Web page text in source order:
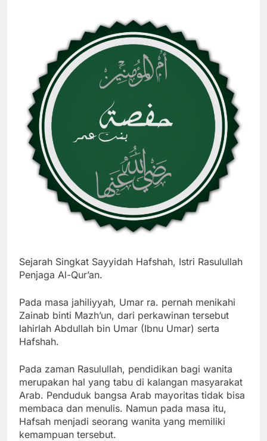
Sejarah Singkat Sayyidah Hafshah, Istri Rasulullah
Penjaga Al-Qur’an.
Pada masa jahiliyyah, Umar ra. pernah menikahi
Zainab binti Mazh’un, dari perkawinan tersebut
lahirlah Abdullah bin Umar (Ibnu Umar) serta
Hafshah.
Pada zaman Rasulullah, pendidikan bagi wanita
merupakan hal yang tabu di kalangan masyarakat
Arab. Penduduk bangsa Arab mayoritas tidak bisa
membaca dan menulis. Namun pada masa itu,
Hafsah menjadi seorang wanita yang memiliki
kemampuan tersebut.